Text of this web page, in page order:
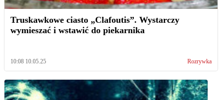
Truskawkowe ciasto „Clafoutis”. Wystarczy
wymieszać i wstawić do piekarnika
10:08 10.05.25 Rozrywka